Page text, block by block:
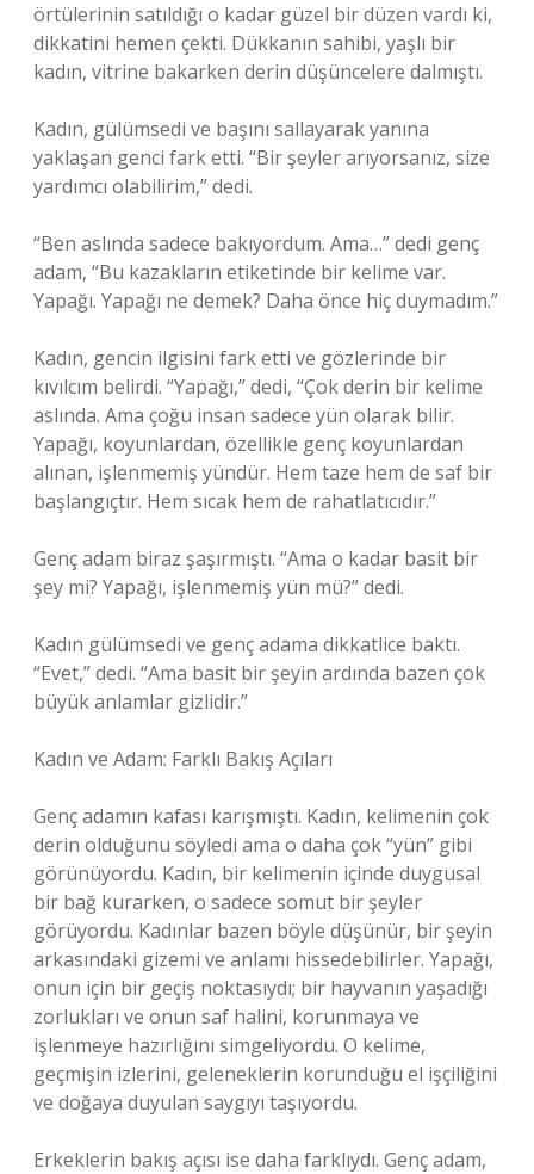
örtülerinin satıldığı o kadar güzel bir düzen vardı ki,
dikkatini hemen çekti. Dükkanın sahibi, yaşlı bir
kadın, vitrine bakarken derin düşüncelere dalmıştı.
Kadın, gülümsedi ve başını sallayarak yanına
yaklaşan genci fark etti. “Bir şeyler arıyorsanız, size
yardımcı olabilirim,” dedi.
“Ben aslında sadece bakıyordum. Ama…” dedi genç
adam, “Bu kazakların etiketinde bir kelime var.
Yapağı. Yapağı ne demek? Daha önce hiç duymadım.”
Kadın, gencin ilgisini fark etti ve gözlerinde bir
kıvılcım belirdi. “Yapağı,” dedi, “Çok derin bir kelime
aslında. Ama çoğu insan sadece yün olarak bilir.
Yapağı, koyunlardan, özellikle genç koyunlardan
alınan, işlenmemiş yündür. Hem taze hem de saf bir
başlangıçtır. Hem sıcak hem de rahatlatıcıdır.”
Genç adam biraz şaşırmıştı. “Ama o kadar basit bir
şey mi? Yapağı, işlenmemiş yün mü?” dedi.
Kadın gülümsedi ve genç adama dikkatlice baktı.
“Evet,” dedi. “Ama basit bir şeyin ardında bazen çok
büyük anlamlar gizlidir.”
Kadın ve Adam: Farklı Bakış Açıları
Genç adamın kafası karışmıştı. Kadın, kelimenin çok
derin olduğunu söyledi ama o daha çok “yün” gibi
görünüyordu. Kadın, bir kelimenin içinde duygusal
bir bağ kurarken, o sadece somut bir şeyler
görüyordu. Kadınlar bazen böyle düşünür, bir şeyin
arkasındaki gizemi ve anlamı hissedebilirler. Yapağı,
onun için bir geçiş noktasıydı; bir hayvanın yaşadığı
zorlukları ve onun saf halini, korunmaya ve
işlenmeye hazırlığını simgeliyordu. O kelime,
geçmişin izlerini, geleneklerin korunduğu el işçiliğini
ve doğaya duyulan saygıyı taşıyordu.
Erkeklerin bakış açısı ise daha farklıydı. Genç adam,